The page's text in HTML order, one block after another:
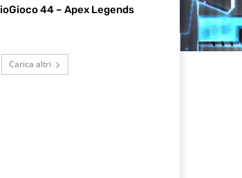
ioGioco 44 – Apex Legends
Carica altri